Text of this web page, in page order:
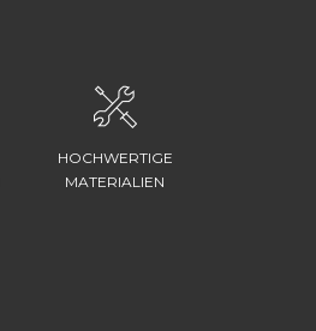
HOCHWERTIGE
MATERIALIEN